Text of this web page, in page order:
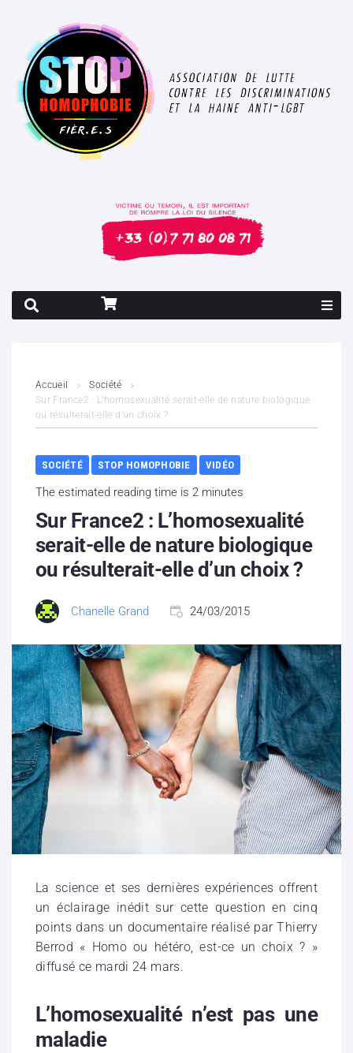
Contenus litigieux
Nous soutenir
Boutique
Contacts
Hébergement solidaire
Accueil
Société
Sur France2 : L’homosexualité serait-elle de nature biologique
ou résulterait-elle d’un choix ?
SOCIÉTÉ STOP HOMOPHOBIE VIDÉO
The estimated reading time is 2 minutes
Sur France2 : L’homosexualité
serait-elle de nature biologique
ou résulterait-elle d’un choix ?
Chanelle Grand 24/03/2015
La science et ses dernières expériences offrent
un éclairage inédit sur cette question en cinq
points dans un documentaire réalisé par Thierry
Berrod « Homo ou hétéro, est-ce un choix ? »
diffusé ce mardi 24 mars.
L’homosexualité n’est pas une
maladie